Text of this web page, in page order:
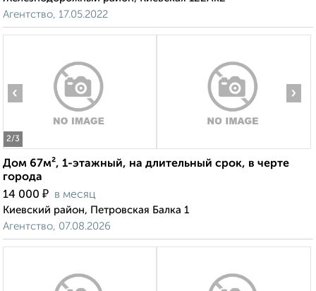
Агентство, 17.05.2022
2/3
‹ ›
Дом 67м², 1-этажный, на длительный срок, в черте
города
14 000 ₽ в месяц
Киевский район, Петровская Балка 1
Агентство, 07.08.2026